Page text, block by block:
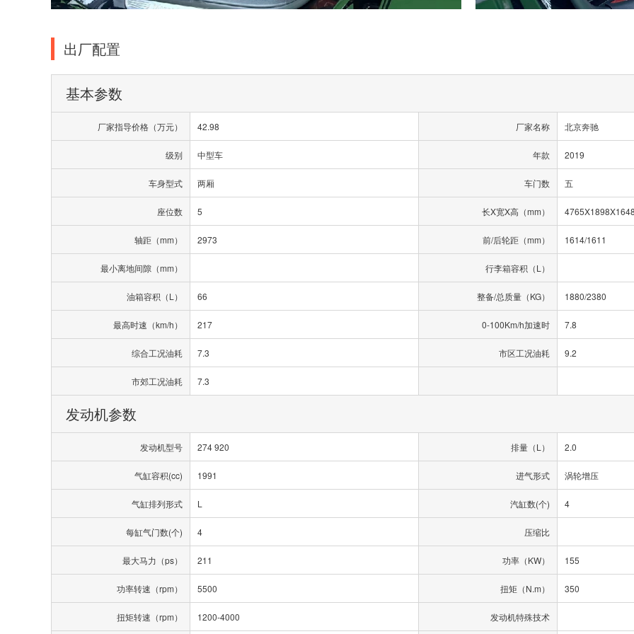
出厂配置
基本参数
厂家指导价格（万元） 42.98 厂家名称 北京奔驰
级别 中型车 年款 2019
车身型式 两厢 车门数 五
座位数 5 长X宽X高（mm）
轴距（mm） 2973 前/后轮距（mm） 1614/1611
最小离地间隙（mm） 行李箱容积（L）
油箱容积（L） 66 整备/总质量（KG） 1880/2380
最高时速（km/h） 217 0-100Km/h加速时 7.8
综合工况油耗 7.3 市区工况油耗 9.2
市郊工况油耗 7.3
发动机参数
发动机型号 274 920 排量（L） 2.0
气缸容积(cc) 1991 进气形式 涡轮增压
气缸排列形式 L 汽缸数(个) 4
每缸气门数(个) 4 压缩比
最大马力（ps） 211 功率（KW） 155
功率转速（rpm） 5500 扭矩（N.m） 350
扭矩转速（rpm） 1200-4000 发动机特殊技术